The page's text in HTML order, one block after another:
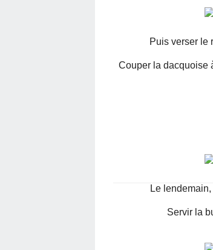
Puis verser le
Couper la dacquoise
Le
Servir la